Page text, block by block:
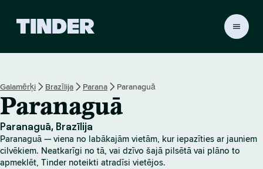
r
ā
u
m
l
Galamērķi Brazīlija Parana Paranaguā
Paranaguā
Paranaguā, Brazīlija
Paranaguā — viena no labākajām vietām, kur iepazīties ar jauniem
cilvēkiem. Neatkarīgi no tā, vai dzīvo šajā pilsētā vai plāno to
apmeklēt, Tinder noteikti atradīsi vietējos.